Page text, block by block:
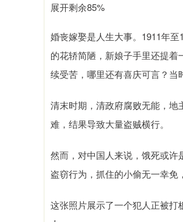
展开剩余85%
婚丧嫁娶是人生大事。1911年
的花轿简陋，新娘子手里还提
续受苦，哪里还有喜庆可言？当
清末时期，清政府腐败无能，
难，结果导致大量盗贼横行。
然而，对中国人来说，饿死或
盗窃行为，抓住的小偷无一幸免
这张照片展示了一个犯人正被